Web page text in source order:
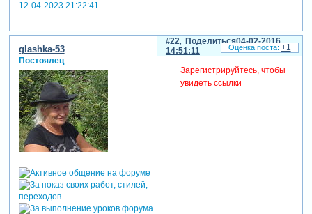
12-04-2023 21:22:41
Поделиться
22
04-02-2016
14:51:11
glashka-53
Постоялец
Зарегистрируйтесь, чтобы
увидеть ссылки
+1